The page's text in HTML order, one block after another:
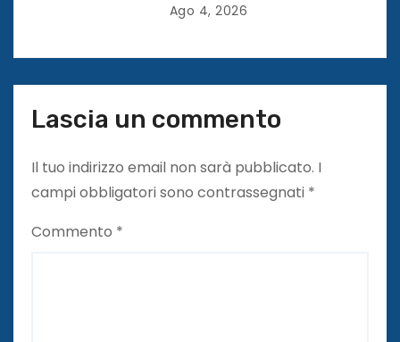
Ago 4, 2026
Lascia un commento
Il tuo indirizzo email non sarà pubblicato. I
campi obbligatori sono contrassegnati *
Commento *